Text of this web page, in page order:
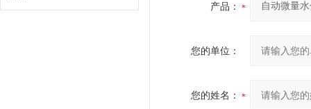
产品：
您的单位：
您的姓名：